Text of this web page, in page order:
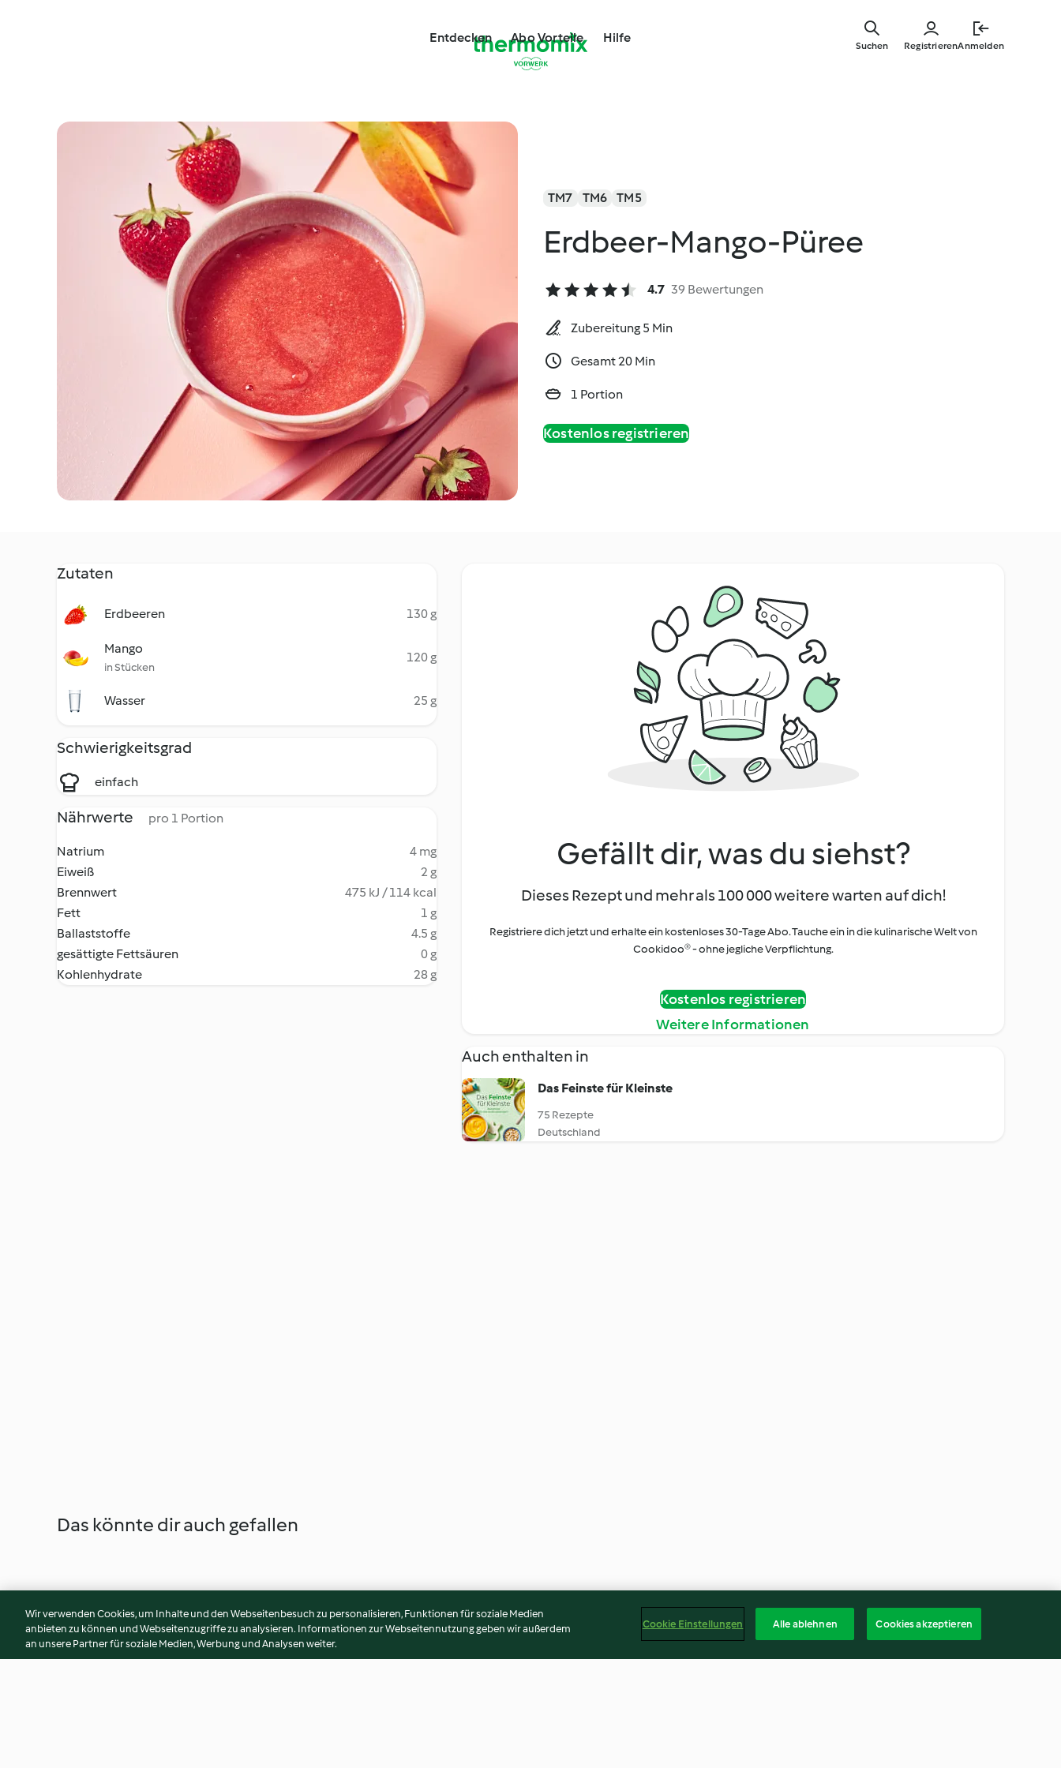
Entdecken Abo Vorteile Hilfe
RegistrierenAnmelden
Suchen
TM7 TM6 TM5
Erdbeer-Mango-Püree
4.7 39 Bewertungen
Zubereitung 5 Min
Gesamt 20 Min
1 Portion
Kostenlos registrieren
Zutaten
Erdbeeren 130 g
Mango
in Stücken
120 g
Wasser 25 g
Schwierigkeitsgrad
einfach
Nährwerte pro 1 Portion
Natrium
4 mg
Eiweiß
2 g
Brennwert
475 kJ / 114 kcal
Fett
1 g
Ballaststoffe
4.5 g
gesättigte Fettsäuren
0 g
Kohlenhydrate
28 g
Gefällt dir, was du siehst?
Dieses Rezept und mehr als 100 000 weitere warten auf dich!
Registriere dich jetzt und erhalte ein kostenloses 30-Tage Abo. Tauche ein in die kulinarische Welt von
Cookidoo® - ohne jegliche Verpflichtung.
Kostenlos registrieren
Weitere Informationen
Auch enthalten in
Das Feinste für Kleinste
75 Rezepte
Deutschland
Das könnte dir auch gefallen
Wir verwenden Cookies, um Inhalte und den Webseitenbesuch zu personalisieren, Funktionen für soziale Medien
anbieten zu können und Webseitenzugriffe zu analysieren. Informationen zur Webseitennutzung geben wir außerdem
an unsere Partner für soziale Medien, Werbung und Analysen weiter.
Cookie Einstellungen Alle ablehnen Cookies akzeptieren